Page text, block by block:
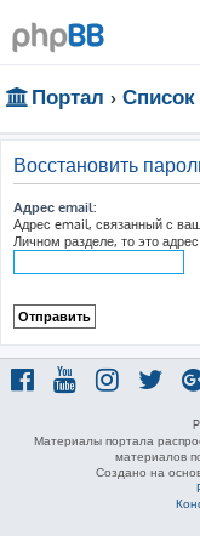
Портал
Восстановить
Адрес email:
Адрес email, связанный с
Личном разделе, то это
Материалы портала
материалов
Создано на